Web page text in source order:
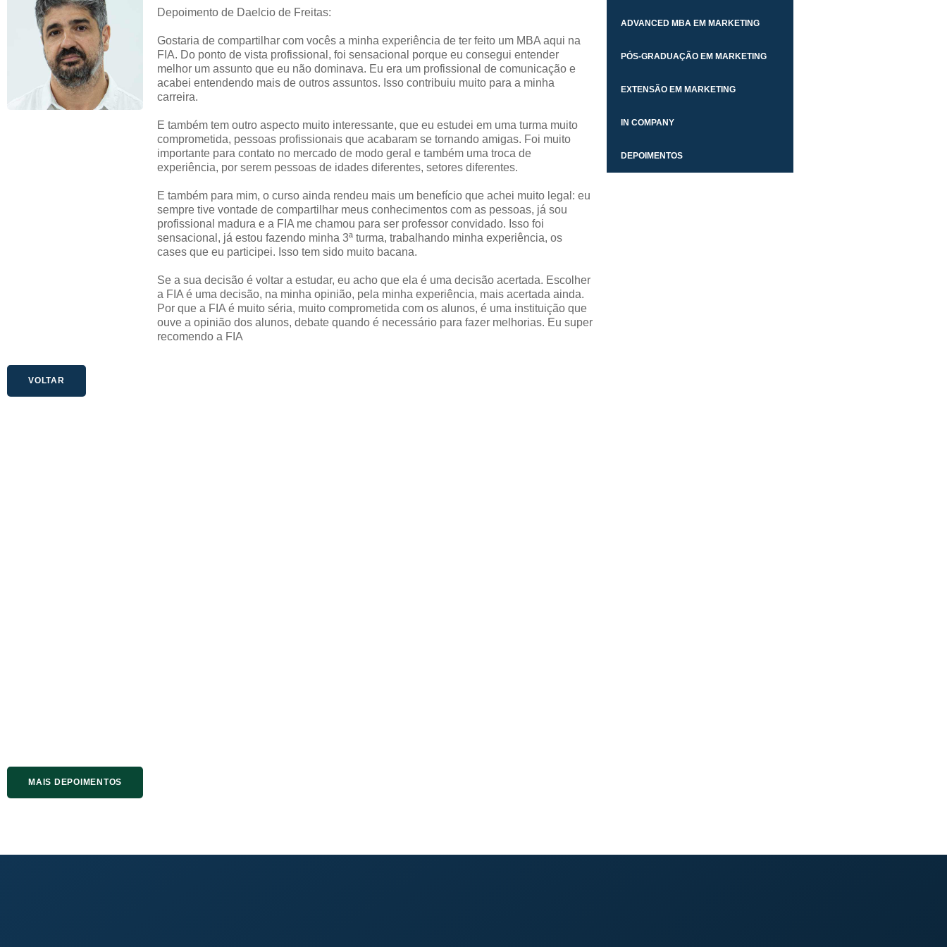
Depoimento de Daelcio de Freitas:
Gostaria de compartilhar com vocês a minha experiência de ter feito um MBA aqui na
FIA. Do ponto de vista profissional, foi sensacional porque eu consegui entender
melhor um assunto que eu não dominava. Eu era um profissional de comunicação e
acabei entendendo mais de outros assuntos. Isso contribuiu muito para a minha
carreira.
E também tem outro aspecto muito interessante, que eu estudei em uma turma muito
comprometida, pessoas profissionais que acabaram se tornando amigas. Foi muito
importante para contato no mercado de modo geral e também uma troca de
experiência, por serem pessoas de idades diferentes, setores diferentes.
E também para mim, o curso ainda rendeu mais um benefício que achei muito legal: eu
sempre tive vontade de compartilhar meus conhecimentos com as pessoas, já sou
profissional madura e a FIA me chamou para ser professor convidado. Isso foi
sensacional, já estou fazendo minha 3ª turma, trabalhando minha experiência, os
cases que eu participei. Isso tem sido muito bacana.
Se a sua decisão é voltar a estudar, eu acho que ela é uma decisão acertada. Escolher
a FIA é uma decisão, na minha opinião, pela minha experiência, mais acertada ainda.
Por que a FIA é muito séria, muito comprometida com os alunos, é uma instituição que
ouve a opinião dos alunos, debate quando é necessário para fazer melhorias. Eu super
recomendo a FIA
VOLTAR
MAIS DEPOIMENTOS
ADVANCED MBA EM MARKETING
PÓS-GRADUAÇÃO EM MARKETING
EXTENSÃO EM MARKETING
IN COMPANY
DEPOIMENTOS